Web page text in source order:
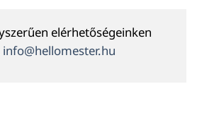
elérhetőségeinken
info@hellomester.hu